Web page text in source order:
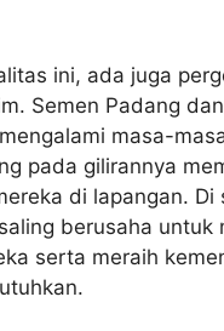
ini, ada juga
Semen Padang
masa-
pada gilirannya
di lapangan. Di
berusaha untuk
serta meraih